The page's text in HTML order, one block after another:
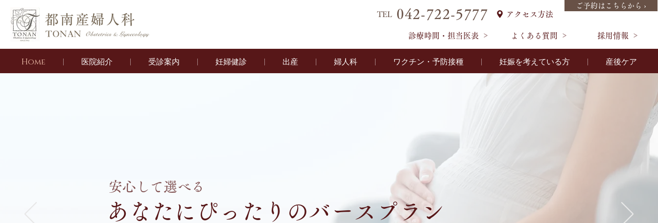
MENU
042-722-5777
TEL アクセス方法
ご予約はこちらから ›
診療時間・担当医表 よくある質問 採用情報
Home 医院紹介 受診案内 妊婦健診 出産 婦人科 ワクチン・予防接種 妊娠を考えている方 産後ケア
安心して選べる
あなたにぴったりのバースプラン